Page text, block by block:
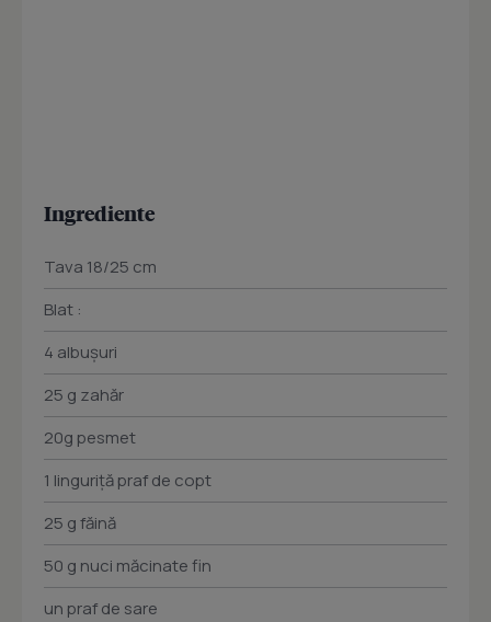
Ingrediente
Tava 18/25 cm
Blat :
4 albuşuri
25 g zahăr
20g pesmet
1 linguriţă praf de copt
25 g făină
50 g nuci măcinate fin
un praf de sare